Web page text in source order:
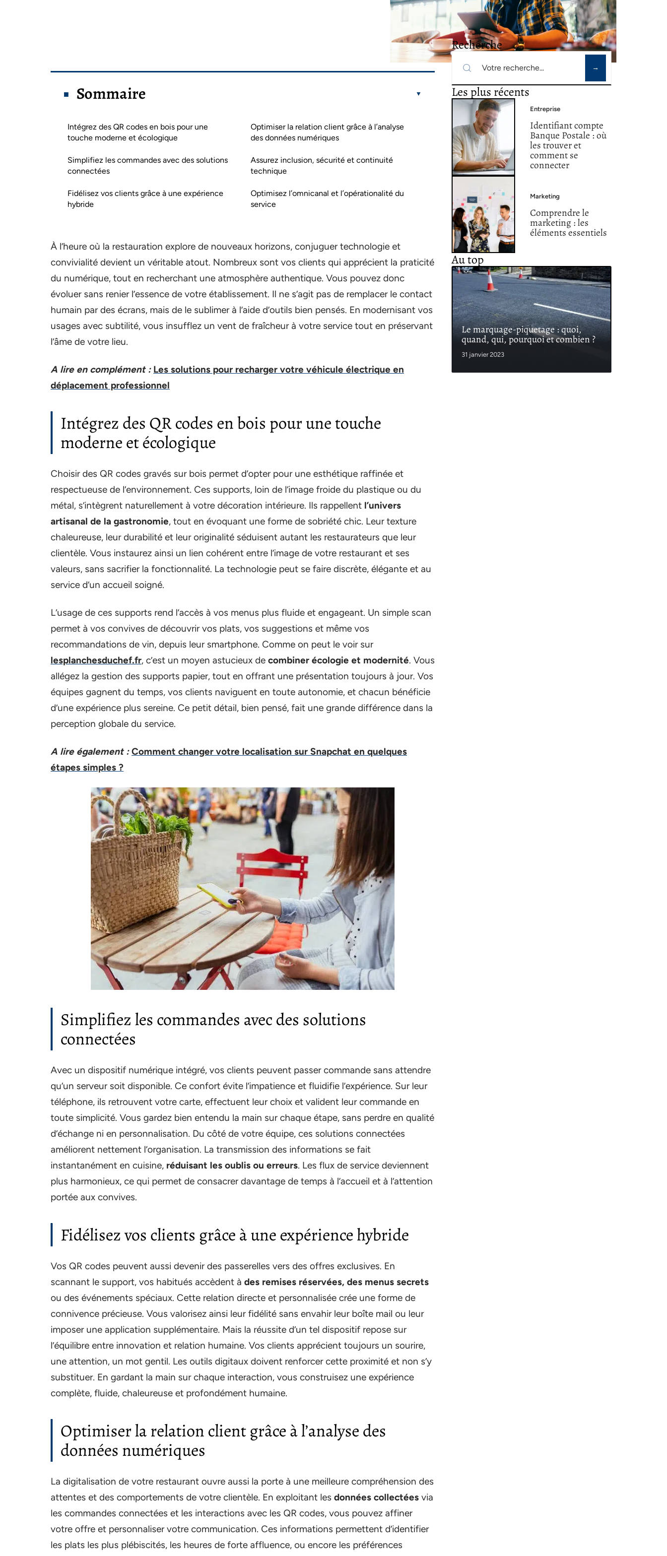
Sommaire
Intégrez des QR codes en bois pour une
touche moderne et écologique
Simplifiez les commandes avec des solutions
connectées
Fidélisez vos clients grâce à une expérience
hybride
Optimiser la relation client grâce à l’analyse
des données numériques
Assurez inclusion, sécurité et continuité
technique
Optimisez l’omnicanal et l’opérationalité du
service
À l’heure où la restauration explore de nouveaux horizons, conjuguer technologie et
convivialité devient un véritable atout. Nombreux sont vos clients qui apprécient la praticité
du numérique, tout en recherchant une atmosphère authentique. Vous pouvez donc
évoluer sans renier l’essence de votre établissement. Il ne s’agit pas de remplacer le contact
humain par des écrans, mais de le sublimer à l’aide d’outils bien pensés. En modernisant vos
usages avec subtilité, vous insufflez un vent de fraîcheur à votre service tout en préservant
l’âme de votre lieu.
A lire en complément : Les solutions pour recharger votre véhicule électrique en
déplacement professionnel
Intégrez des QR codes en bois pour une touche
moderne et écologique
Choisir des QR codes gravés sur bois permet d’opter pour une esthétique raffinée et
respectueuse de l’environnement. Ces supports, loin de l’image froide du plastique ou du
métal, s’intègrent naturellement à votre décoration intérieure. Ils rappellent l’univers
artisanal de la gastronomie, tout en évoquant une forme de sobriété chic. Leur texture
chaleureuse, leur durabilité et leur originalité séduisent autant les restaurateurs que leur
clientèle. Vous instaurez ainsi un lien cohérent entre l’image de votre restaurant et ses
valeurs, sans sacrifier la fonctionnalité. La technologie peut se faire discrète, élégante et au
service d’un accueil soigné.
L’usage de ces supports rend l’accès à vos menus plus fluide et engageant. Un simple scan
permet à vos convives de découvrir vos plats, vos suggestions et même vos
recommandations de vin, depuis leur smartphone. Comme on peut le voir sur
lesplanchesduchef.fr, c’est un moyen astucieux de combiner écologie et modernité. Vous
allégez la gestion des supports papier, tout en offrant une présentation toujours à jour. Vos
équipes gagnent du temps, vos clients naviguent en toute autonomie, et chacun bénéficie
d’une expérience plus sereine. Ce petit détail, bien pensé, fait une grande différence dans la
perception globale du service.
A lire également : Comment changer votre localisation sur Snapchat en quelques
étapes simples ?
Simplifiez les commandes avec des solutions
connectées
Avec un dispositif numérique intégré, vos clients peuvent passer commande sans attendre
qu’un serveur soit disponible. Ce confort évite l’impatience et fluidifie l’expérience. Sur leur
téléphone, ils retrouvent votre carte, effectuent leur choix et valident leur commande en
toute simplicité. Vous gardez bien entendu la main sur chaque étape, sans perdre en qualité
d’échange ni en personnalisation. Du côté de votre équipe, ces solutions connectées
améliorent nettement l’organisation. La transmission des informations se fait
instantanément en cuisine, réduisant les oublis ou erreurs. Les flux de service deviennent
plus harmonieux, ce qui permet de consacrer davantage de temps à l’accueil et à l’attention
portée aux convives.
Fidélisez vos clients grâce à une expérience hybride
Vos QR codes peuvent aussi devenir des passerelles vers des offres exclusives. En
scannant le support, vos habitués accèdent à des remises réservées, des menus secrets
ou des événements spéciaux. Cette relation directe et personnalisée crée une forme de
connivence précieuse. Vous valorisez ainsi leur fidélité sans envahir leur boîte mail ou leur
imposer une application supplémentaire. Mais la réussite d’un tel dispositif repose sur
l’équilibre entre innovation et relation humaine. Vos clients apprécient toujours un sourire,
une attention, un mot gentil. Les outils digitaux doivent renforcer cette proximité et non s’y
substituer. En gardant la main sur chaque interaction, vous construisez une expérience
complète, fluide, chaleureuse et profondément humaine.
Optimiser la relation client grâce à l’analyse des
données numériques
La digitalisation de votre restaurant ouvre aussi la porte à une meilleure compréhension des
attentes et des comportements de votre clientèle. En exploitant les données collectées via
les commandes connectées et les interactions avec les QR codes, vous pouvez affiner
votre offre et personnaliser votre communication. Ces informations permettent d’identifier
les plats les plus plébiscités, les heures de forte affluence, ou encore les préférences
Recherche
Les plus récents
Entreprise
Identifiant compte
Banque Postale : où
les trouver et
comment se
connecter
Marketing
Comprendre le
marketing : les
éléments essentiels
Au top
Le marquage-piquetage : quoi,
quand, qui, pourquoi et combien ?
31 janvier 2023